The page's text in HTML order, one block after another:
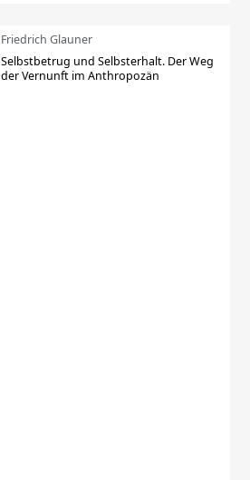
Friedrich Glauner
Selbstbetrug und Selbsterhalt. Der Weg
der Vernunft im Anthropozän